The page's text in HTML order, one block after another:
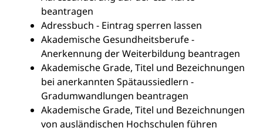
beantragen
Adressbuch - Eintrag sperren lassen
Akademische Gesundheitsberufe -
Anerkennung der Weiterbildung beantragen
Akademische Grade, Titel und Bezeichnungen
bei anerkannten Spätaussiedlern -
Gradumwandlungen beantragen
Akademische Grade, Titel und Bezeichnungen
von ausländischen Hochschulen führen